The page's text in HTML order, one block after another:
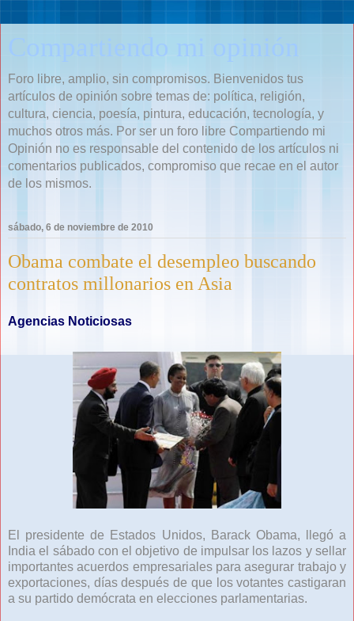
Compartiendo mi opinión
Foro libre, amplio, sin compromisos. Bienvenidos tus
artículos de opinión sobre temas de: política, religión,
cultura, ciencia, poesía, pintura, educación, tecnología, y
muchos otros más. Por ser un foro libre Compartiendo mi
Opinión no es responsable del contenido de los artículos ni
comentarios publicados, compromiso que recae en el autor
de los mismos.
sábado, 6 de noviembre de 2010
Obama combate el desempleo buscando
contratos millonarios en Asia
Agencias Noticiosas
El presidente de Estados Unidos, Barack Obama, llegó a
India el sábado con el objetivo de impulsar los lazos y sellar
importantes acuerdos empresariales para asegurar trabajo y
exportaciones, días después de que los votantes castigaran
a su partido demócrata en elecciones parlamentarias.